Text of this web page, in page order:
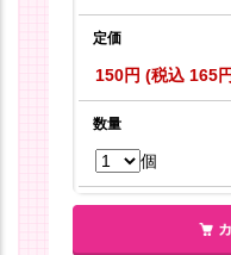
定価
150円 (税込 165
数量
個